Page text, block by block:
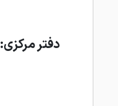
دفتر مرکزی: